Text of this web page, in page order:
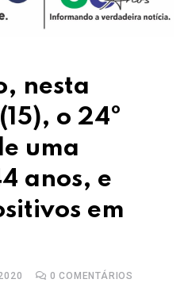
nesta
o 24º
uma
anos, e
em
0 COMENTÁRIOS